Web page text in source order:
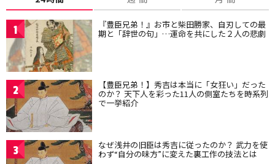
1 『豊臣兄弟！』お市と柴田勝家、自刃しての最
期と「辞世の句」…運命を共にした２人の悲劇
2 【豊臣兄弟！】秀吉は本当に「女狂い」だった
のか？ 天下人を彩った11人の側室たちを時系列
で一挙紹介
3 なぜ浅井の旧臣は秀吉に従ったのか？ 武力を使
わず“自分の味方”に変えた裏工作の技法とは